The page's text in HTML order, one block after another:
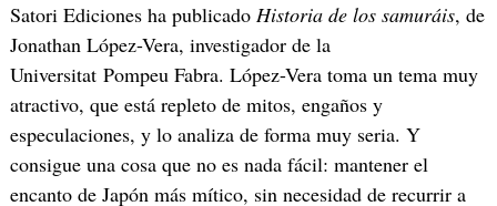
Satori Ediciones ha publicado Historia de los samuráis, de
Jonathan López-Vera, investigador de la
Universitat Pompeu Fabra. López-Vera toma un tema muy
atractivo, que está repleto de mitos, engaños y
especulaciones, y lo analiza de forma muy seria. Y
consigue una cosa que no es nada fácil: mantener el
encanto de Japón más mítico, sin necesidad de recurrir a